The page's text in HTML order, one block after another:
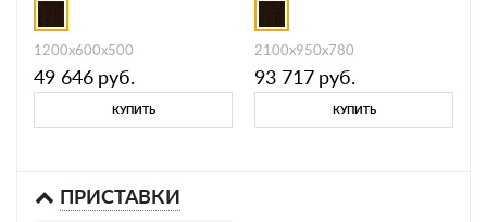
1200х600х500
49 646 руб.
КУПИТЬ
2100х950х780
93 717 руб.
КУПИТЬ
ПРИСТАВКИ